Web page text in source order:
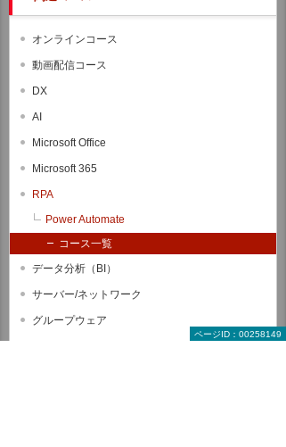
ページID：00258149
オンラインコース
動画配信コース
DX
AI
Microsoft Office
Microsoft 365
RPA
Power Automate
コース一覧
データ分析（BI）
サーバー/ネットワーク
グループウェア